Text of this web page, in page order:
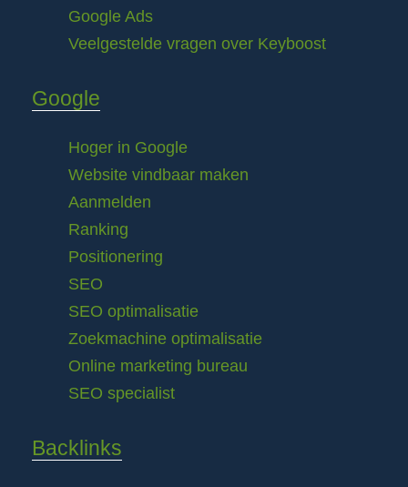
Google Ads
Veelgestelde vragen over Keyboost
Google
Hoger in Google
Website vindbaar maken
Aanmelden
Ranking
Positionering
SEO
SEO optimalisatie
Zoekmachine optimalisatie
Online marketing bureau
SEO specialist
Backlinks